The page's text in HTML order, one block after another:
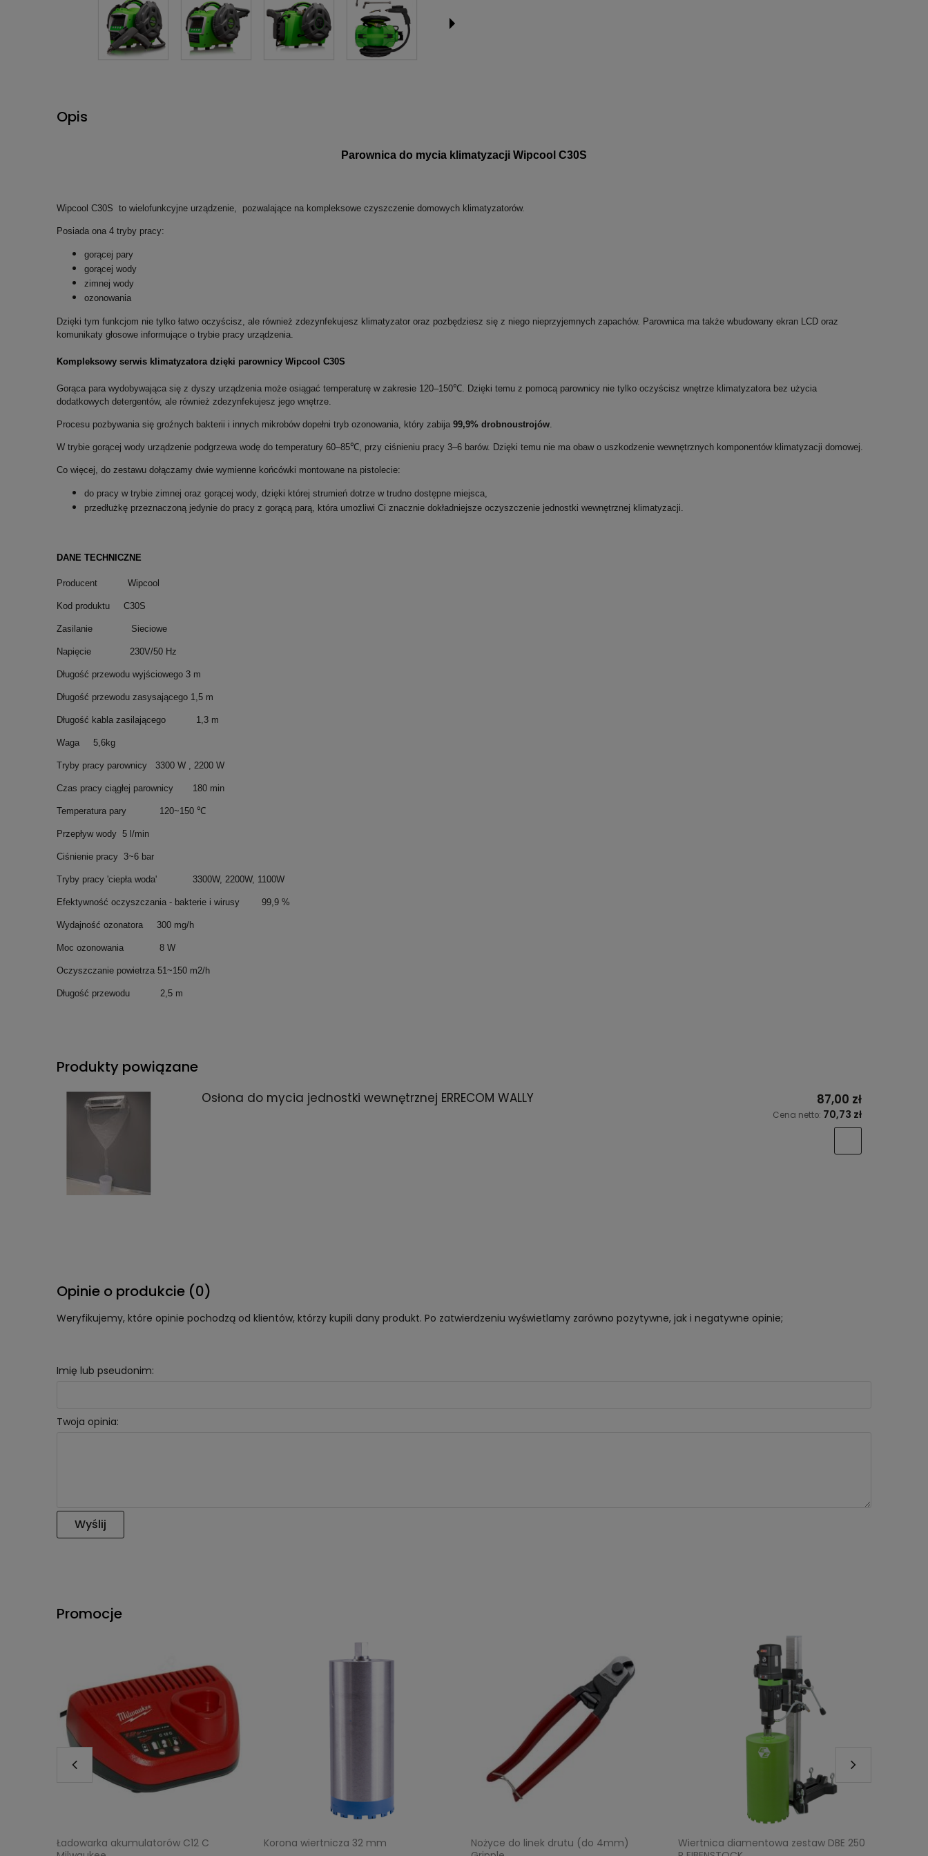
Opis
Parownica do mycia klimatyzacji Wipcool C30S
Wipcool C30S to wielofunkcyjne urządzenie, pozwalające na kompleksowe czyszczenie domowych klimatyzatorów.
Posiada ona 4 tryby pracy:
gorącej pary
gorącej wody
zimnej wody
ozonowania
Dzięki tym funkcjom nie tylko łatwo oczyścisz, ale również zdezynfekujesz klimatyzator oraz pozbędziesz się z niego nieprzyjemnych zapachów. Parownica ma także wbudowany ekran LCD oraz
komunikaty głosowe informujące o trybie pracy urządzenia.
Kompleksowy serwis klimatyzatora dzięki parownicy Wipcool C30S
Gorąca para wydobywająca się z dyszy urządzenia może osiągać temperaturę w zakresie 120–150℃. Dzięki temu z pomocą parownicy nie tylko oczyścisz wnętrze klimatyzatora bez użycia
dodatkowych detergentów, ale również zdezynfekujesz jego wnętrze.
Procesu pozbywania się groźnych bakterii i innych mikrobów dopełni tryb ozonowania, który zabija 99,9% drobnoustrojów
W trybie gorącej wody urządzenie podgrzewa wodę do temperatury 60–85℃, przy ciśnieniu pracy 3–6 barów. Dzięki temu nie ma obaw o uszkodzenie wewnętrznych komponentów klimatyzacji domowej.
Co więcej, do zestawu dołączamy dwie wymienne końcówki montowane na pistolecie:
do pracy w trybie zimnej oraz gorącej wody, dzięki której strumień dotrze w trudno dostępne miejsca,
przedłużkę przeznaczoną jedynie do pracy z gorącą parą, która umożliwi Ci znacznie dokładniejsze oczyszczenie jednostki wewnętrznej klimatyzacji.
DANE TECHNICZNE
Producent Wipcool
Kod produktu C30S
Zasilanie Sieciowe
Napięcie 230V/50 Hz
Długość przewodu wyjściowego 3 m
Długość przewodu zasysającego 1,5 m
Długość kabla zasilającego 1,3 m
Waga 5,6kg
Tryby pracy parownicy 3300 W , 2200 W
Czas pracy ciągłej parownicy 180 min
Temperatura pary 120~150 ℃
Przepływ wody 5 l/min
Ciśnienie pracy 3~6 bar
Tryby pracy 'ciepła woda' 3300W, 2200W, 1100W
Efektywność oczyszczania - bakterie i wirusy 99,9 %
Wydajność ozonatora 300 mg/h
Moc ozonowania 8 W
Oczyszczanie powietrza 51~150 m2/h
Długość przewodu 2,5 m
Produkty powiązane
Osłona do mycia jednostki wewnętrznej ERRECOM WALLY 87,00 zł
Cena netto: 70,73 zł
Opinie o produkcie (0)
Weryfikujemy, które opinie pochodzą od klientów, którzy kupili dany produkt. Po zatwierdzeniu wyświetlamy zarówno pozytywne, jak i negatywne opinie;
Imię lub pseudonim:
Twoja opinia:
Wyślij
Promocje
Ładowarka akumulatorów C12 C
Korona wiertnicza 32 mm
Nożyce do linek drutu (do 4mm)
Wiertnica diamentowa zestaw DBE 250